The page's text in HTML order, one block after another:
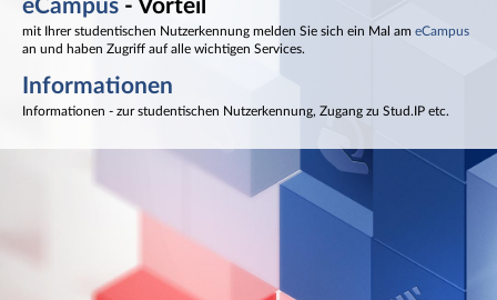
eCampus - Vorteil
mit Ihrer studentischen Nutzerkennung melden Sie sich ein Mal am eCampus
an und haben Zugriff auf alle wichtigen Services.
Informationen
Informationen - zur studentischen Nutzerkennung, Zugang zu Stud.IP etc.